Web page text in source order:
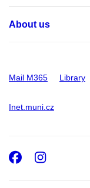
About us
Mail M365 Library
Inet.muni.cz
Facebook